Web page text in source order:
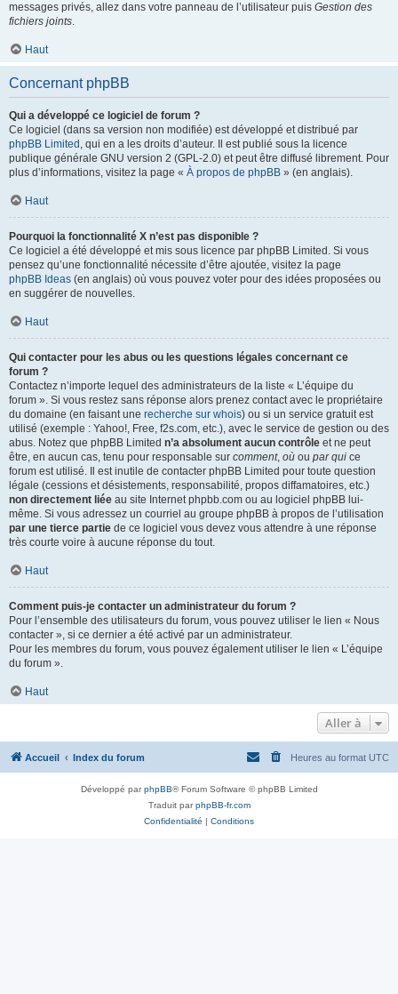
messages privés, allez dans votre panneau de l’utilisateur puis Gestion des
fichiers joints.
Haut
Concernant phpBB
Qui a développé ce logiciel de forum ?
Ce logiciel (dans sa version non modifiée) est développé et distribué par
phpBB Limited , qui en a les droits d’auteur. Il est publié sous la licence
publique générale GNU version 2 (GPL-2.0) et peut être diffusé librement. Pour
plus d’informations, visitez la page « À propos de phpBB » (en anglais).
Haut
Pourquoi la fonctionnalité X n’est pas disponible ?
Ce logiciel a été développé et mis sous licence par phpBB Limited. Si vous
pensez qu’une fonctionnalité nécessite d’être ajoutée, visitez la page
phpBB Ideas (en anglais) où vous pouvez voter pour des idées proposées ou
en suggérer de nouvelles.
Haut
Qui contacter pour les abus ou les questions légales concernant ce
forum ?
Contactez n’importe lequel des administrateurs de la liste « L’équipe du
forum ». Si vous restez sans réponse alors prenez contact avec le propriétaire
du domaine (en faisant une recherche sur whois) ou si un service gratuit est
utilisé (exemple : Yahoo!, Free, f2s.com, etc.), avec le service de gestion ou des
abus. Notez que phpBB Limited n’a absolument aucun contrôle et ne peut
être, en aucun cas, tenu pour responsable sur comment, où ou par qui ce
forum est utilisé. Il est inutile de contacter phpBB Limited pour toute question
légale (cessions et désistements, responsabilité, propos diffamatoires, etc.)
non directement liée au site Internet phpbb.com ou au logiciel phpBB lui-
même. Si vous adressez un courriel au groupe phpBB à propos de l’utilisation
par une tierce partie de ce logiciel vous devez vous attendre à une réponse
très courte voire à aucune réponse du tout.
Haut
Comment puis-je contacter un administrateur du forum ?
Pour l’ensemble des utilisateurs du forum, vous pouvez utiliser le lien « Nous
contacter », si ce dernier a été activé par un administrateur.
Pour les membres du forum, vous pouvez également utiliser le lien « L’équipe
du forum ».
Haut
Aller à
Accueil Index du forum Heures au format UTC
Développé parphpBB® Forum Software © phpBB Limited
Traduit parphpBB-fr.com
Confidentialité | Conditions